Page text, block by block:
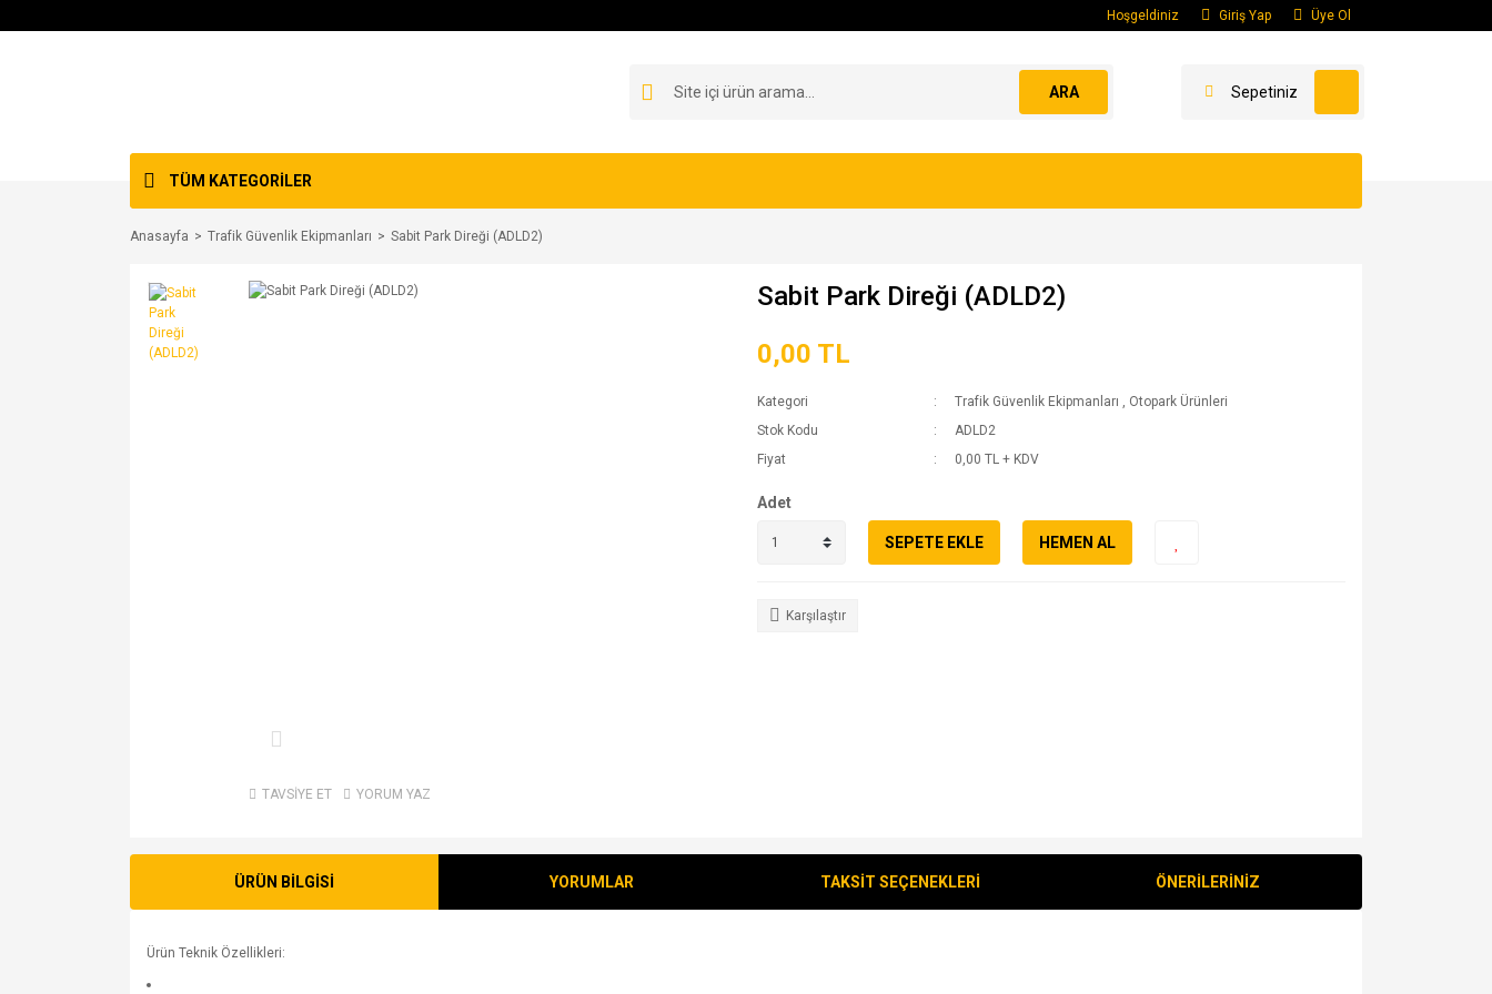
Hoşgeldiniz Giriş Yap Üye Ol
ARA Sepetiniz
TÜM KATEGORİLER
Anasayfa Trafik Güvenlik Ekipmanları Sabit Park Direği (ADLD2)
TAVSİYE ET YORUM YAZ
Sabit Park Direği (ADLD2)
0,00 TL
Kategori Trafik Güvenlik Ekipmanları , Otopark Ürünleri
Stok Kodu
ADLD2
Fiyat
0,00 TL + KDV
Adet
SEPETE EKLE HEMEN AL
Karşılaştır
ÜRÜN BİLGİSİ YORUMLAR TAKSİT SEÇENEKLERİ ÖNERİLERİNİZ
Ürün Teknik Özellikleri: